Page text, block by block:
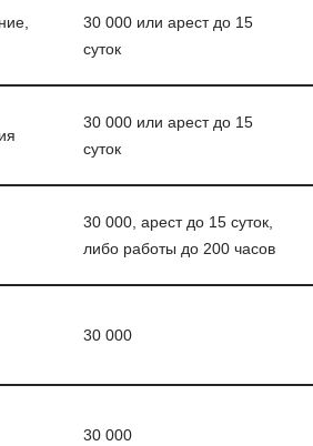
30 000 или арест до 15
суток
30 000 или арест до 15
суток
30 000, арест до 15 суток,
либо работы до 200 часов
30 000
30 000